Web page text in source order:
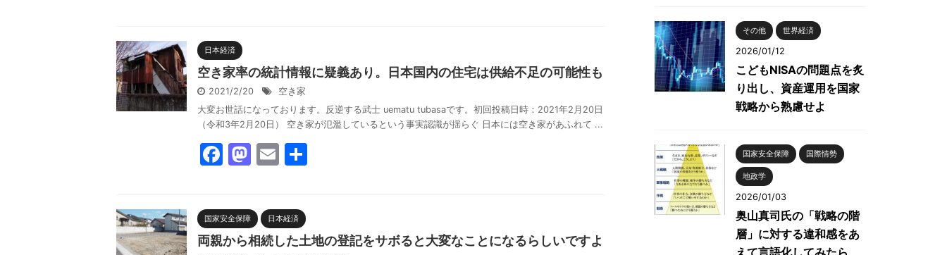
e
b
o
o
k
d
o
n
日本経済
空き家率の統計情報に疑義あり。日本国内の住宅は供給不足の可能性も
2021/2/20
空き家
大変お世話になっております。反逆する武士 uematu tubasaです。初回投稿日時：2021年2月20日
（令和3年2月20日） 空き家が氾濫しているという事実認識が揺らぐ 日本には空き家があふれて ...
F
e
b
M
o
d
E
l
国家安全保障 日本経済
両親から相続した土地の登記をサボると大変なことになるらしいですよ
その他 世界経済
2026/01/12
こどもNISAの問題点を炙
り出し、資産運用を国家
戦略から熟慮せよ
国家安全保障 国際情勢
地政学
2026/01/03
奥山真司氏の「戦略の階
層」に対する違和感をあ
えて言語化してみたら